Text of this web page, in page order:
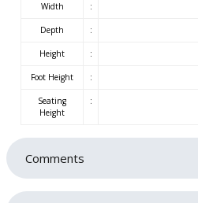
Width :
Depth :
Height :
Foot Height :
Seating
Height
:
Comments